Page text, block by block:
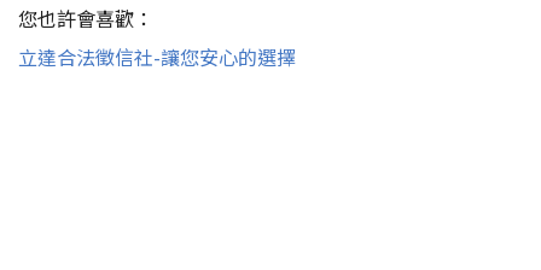
您也許會喜歡：
立達合法徵信社-讓您安心的選擇